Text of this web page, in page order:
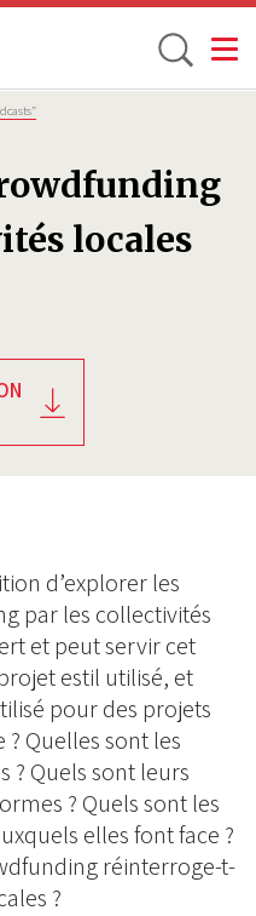
Toggle
locales
d’explorer les
par les collectivités
et peut servir cet
estil utilisé, et
pour des projets
Quelles sont les
? Quels sont leurs
? Quels sont les
elles font face ?
réinterroge-t-
?